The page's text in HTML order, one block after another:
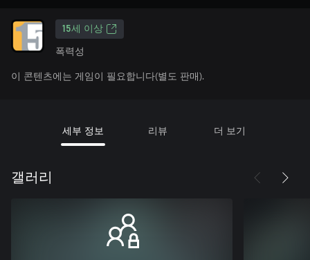
15세 이상
폭력성
이 콘텐츠에는 게임이 필요합니다(별도 판매).
세부 정보 리뷰 더 보기
갤러리